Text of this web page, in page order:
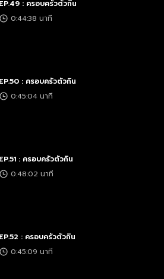
EP.49 : ครอบครัวตัวกิน
0:44:38 นาที
EP.50 : ครอบครัวตัวกิน
0:45:04 นาที
EP.51 : ครอบครัวตัวกิน
0:48:02 นาที
EP.52 : ครอบครัวตัวกิน
0:45:09 นาที